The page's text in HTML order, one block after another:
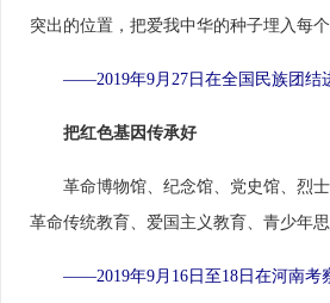
突出的位置，把爱我中华的种子埋入每
——2019年9月27日在全国民族团结
把红色基因传承好
革命博物馆、纪念馆、党史馆、烈士
革命传统教育、爱国主义教育、青少年
——2019年9月16日至18日在河南考